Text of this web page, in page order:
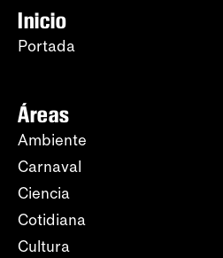
Inicio
Portada
Áreas
Ambiente
Carnaval
Ciencia
Cotidiana
Cultura